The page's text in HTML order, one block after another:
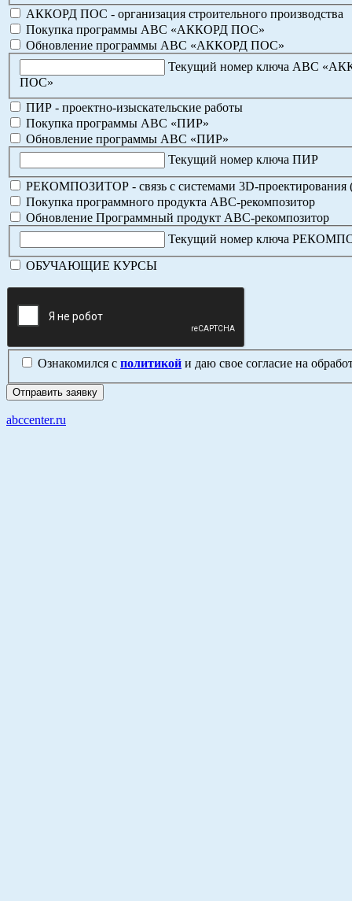
АККОРД ПОС - организация строительного производства
Покупка программы АВС «АККОРД ПОС»
Обновление программы АВС «АККОРД ПОС»
Текущий номер ключа АВС
ПОС»
ПИР - проектно-изыскательские работы
Покупка программы АВС «ПИР»
Обновление программы АВС «ПИР»
Текущий номер ключа ПИР
РЕКОМПОЗИТОР - связь с системами 3D-проектирования
Покупка программного продукта АВС-рекомпозитор
Обновление Программный продукт АВС-рекомпозитор
Текущий номер ключа
ОБУЧАЮЩИЕ КУРСЫ
Ознакомился с политикой и даю свое согласие на
abccenter.ru